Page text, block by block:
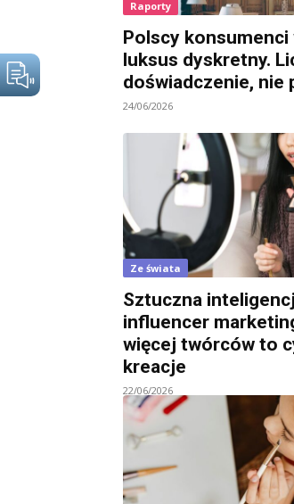
Raporty
Polscy konsumenci
luksus dyskretny.
doświadczenie, nie
24/06/2026
Ze świata
Sztuczna
influencer
więcej twórców to
kreacje
22/06/2026